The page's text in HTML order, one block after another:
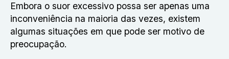
Embora o suor excessivo possa ser apenas uma
inconveniência na maioria das vezes, existem
algumas situações em que pode ser motivo de
preocupação.